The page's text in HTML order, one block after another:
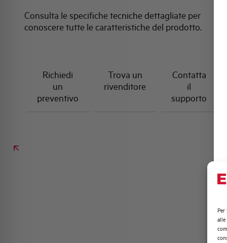
Per
alle
Consulta le specifiche tecniche dettagliate per
conoscere tutte le caratteristiche del prodotto.
Richiedi
un
preventivo
Trova un
rivenditore
Contatta
il
supporto